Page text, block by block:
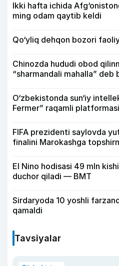
Ikki hafta ichida
ming odam qaytib keldi
Qo‘yliq dehqon bozori
Chinozda hududi obod
“sharmandali mahalla” deb
O‘zbekistonda sun‘iy
Fermer” raqamli
FIFA prezidenti saylovda
finalini Marokashga
El Nino hodisasi 49 mln
duchor qiladi — BMT
Sirdaryoda 10 yoshli
qamaldi
Tavsiyalar